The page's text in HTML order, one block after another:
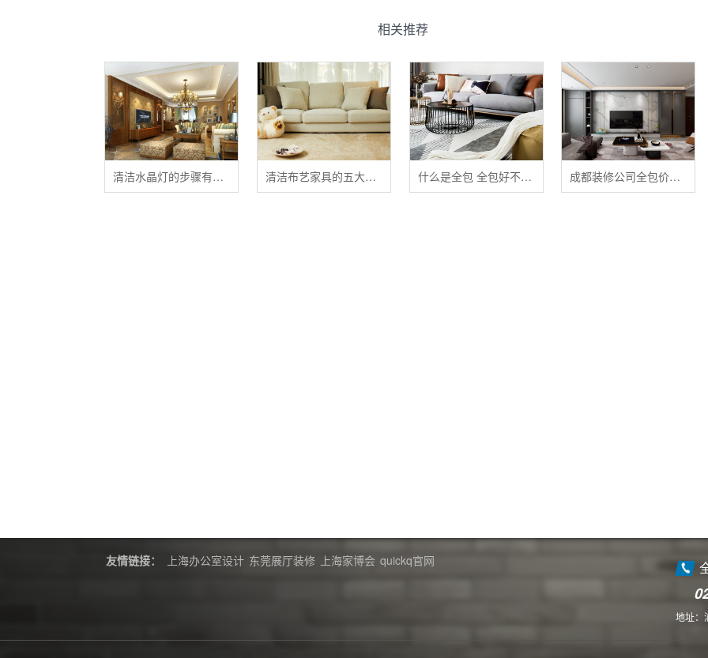
相关推荐
清洁水晶灯的步骤有哪些？ 清洁布艺家具的五大禁忌 什么是全包 全包好不好 全包装修注意事项有哪些 成都装修公司全包价格 成都全包装修多少钱一平
友情链接： 上海办公室设计 东莞展厅装修 上海家博会 quickq官网
地址：